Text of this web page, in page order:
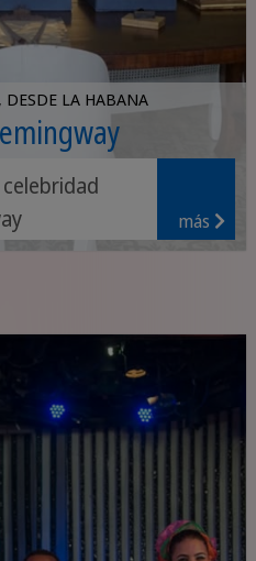
DESDE LA HABANA
favoritos
más